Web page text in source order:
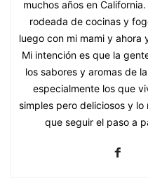
muchos años en
rodeada de cocinas y
luego con mi mami y ahora
Mi intención es que la
los sabores y aromas de
especialmente los que
simples pero deliciosos y
que seguir el paso a